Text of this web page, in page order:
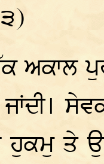
ਅਕਾਲ
ਜਾਂਦੀ।
ਹੁਕਮੁ ਤੇ